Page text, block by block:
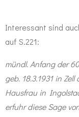
Interessant sind
auf S.221:
mündl. Anfang der
geb. 18.3.1931 in
Hausfrau in
erfuhr diese Sage